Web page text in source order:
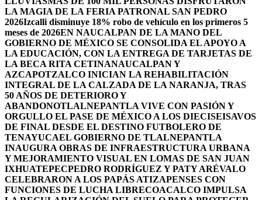
LA MAGIA DE LA FERIA PATRONAL SAN PEDRO
2026Izcalli disminuye 18% robo de vehículo en los primeros 5
meses de 2026EN NAUCALPAN DE LA MANO DEL
GOBIERNO DE MÉXICO SE CONSOLIDA EL APOYO A
LA EDUCACIÓN, CON LA ENTREGA DE TARJETAS DE
LA BECA RITA CETINANAUCALPAN Y
AZCAPOTZALCO INICIAN LA REHABILITACIÓN
INTEGRAL DE LA CALZADA DE LA NARANJA, TRAS
50 AÑOS DE DETERIORO Y
ABANDONOTLALNEPANTLA VIVE CON PASIÓN Y
ORGULLO EL PASE DE MÉXICO A LOS DIECISEISAVOS
DE FINAL DESDE EL DESTINO FUTBOLERO DE
TENAYUCAEL GOBIERNO DE TLALNEPANTLA
INAUGURA OBRAS DE INFRAESTRUCTURA URBANA
Y MEJORAMIENTO VISUAL EN LOMAS DE SAN JUAN
IXHUATEPECPEDRO RODRÍGUEZ Y PATY ARÉVALO
CELEBRARON A LOS PAPÁS ATIZAPENSES CON
FUNCIONES DE LUCHA LIBRECOACALCO IMPULSA